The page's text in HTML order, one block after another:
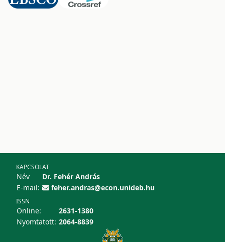
KAPCSOLAT
Név
Dr. Fehér András
E-mail:
feher.andras@econ.unideb.hu
ISSN
Online:
2631-1380
Nyomtatott: 2064-8839